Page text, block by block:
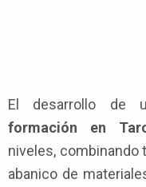
El desarrollo de
formación en
niveles, combinando
abanico de